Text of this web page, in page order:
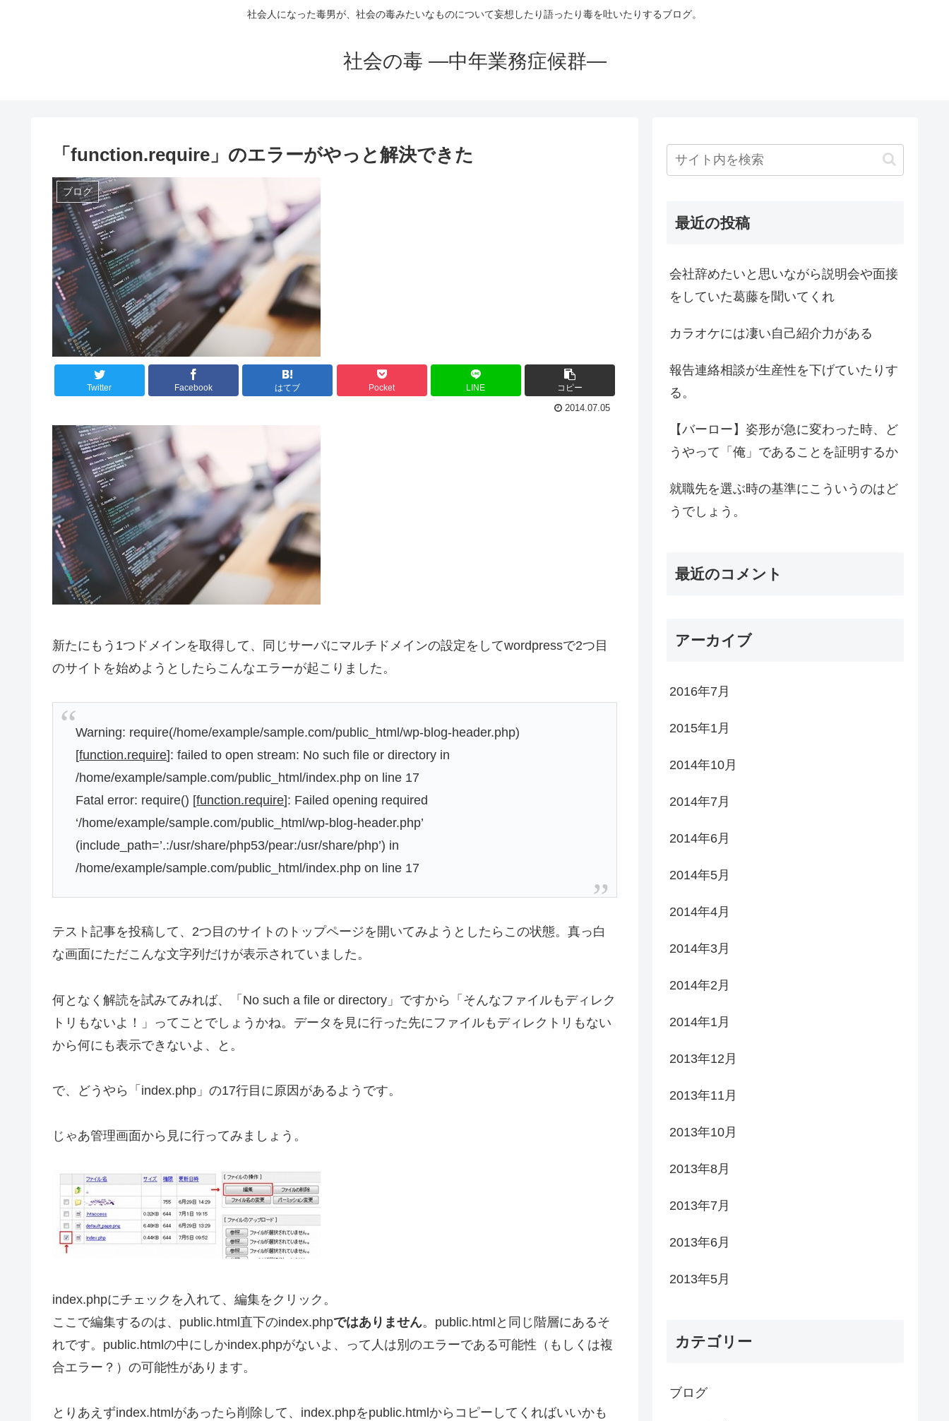
社会人になった毒男が、社会の毒みたいなものについて妄想したり語ったり毒を吐いたりするブログ。
社会の毒 ―中年業務症候群―
「function.require」のエラーがやっと解決できた
ブログ
Twitter Facebook はてブ Pocket LINE コピー
2014.07.05
新たにもう1つドメインを取得して、同じサーバにマルチドメインの設定をしてwordpressで2つ目
のサイトを始めようとしたらこんなエラーが起こりました。
Warning: require(/home/example/sample.com/public_html/wp-blog-header.php)
[function.require]: failed to open stream: No such file or directory in
/home/example/sample.com/public_html/index.php on line 17
Fatal error: require() [function.require]: Failed opening required
‘/home/example/sample.com/public_html/wp-blog-header.php’
(include_path=’.:/usr/share/php53/pear:/usr/share/php’) in
/home/example/sample.com/public_html/index.php on line 17
テスト記事を投稿して、2つ目のサイトのトップページを開いてみようとしたらこの状態。真っ白
な画面にただこんな文字列だけが表示されていました。
何となく解読を試みてみれば、「No such a file or directory」ですから「そんなファイルもディレク
トリもないよ！」ってことでしょうかね。データを見に行った先にファイルもディレクトリもない
から何にも表示できないよ、と。
で、どうやら「index.php」の17行目に原因があるようです。
じゃあ管理画面から見に行ってみましょう。
index.phpにチェックを入れて、編集をクリック。
ここで編集するのは、public.html直下のindex.phpではありません。public.htmlと同じ階層にあるそ
れです。public.htmlの中にしかindex.phpがないよ、って人は別のエラーである可能性（もしくは複
合エラー？）の可能性があります。
とりあえずindex.htmlがあったら削除して、index.phpをpublic.htmlからコピーしてくればいいかも
最近の投稿
会社辞めたいと思いながら説明会や面接
をしていた葛藤を聞いてくれ
カラオケには凄い自己紹介力がある
報告連絡相談が生産性を下げていたりす
る。
【バーロー】姿形が急に変わった時、ど
うやって「俺」であることを証明するか
就職先を選ぶ時の基準にこういうのはど
うでしょう。
最近のコメント
アーカイブ
2016年7月
2015年1月
2014年10月
2014年7月
2014年6月
2014年5月
2014年4月
2014年3月
2014年2月
2014年1月
2013年12月
2013年11月
2013年10月
2013年8月
2013年7月
2013年6月
2013年5月
カテゴリー
ブログ